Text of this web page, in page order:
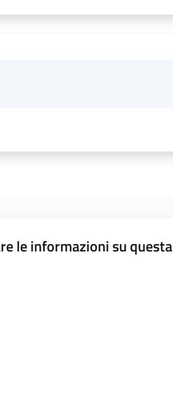
le informazioni su questa